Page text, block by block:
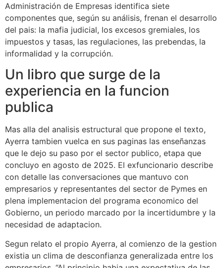
Administración de Empresas identifica siete
componentes que, según su análisis, frenan el desarrollo
del pais: la mafia judicial, los excesos gremiales, los
impuestos y tasas, las regulaciones, las prebendas, la
informalidad y la corrupción.
Un libro que surge de la
experiencia en la funcion
publica
Mas alla del analisis estructural que propone el texto,
Ayerra tambien vuelca en sus paginas las enseñanzas
que le dejo su paso por el sector publico, etapa que
concluyo en agosto de 2025. El exfuncionario describe
con detalle las conversaciones que mantuvo con
empresarios y representantes del sector de Pymes en
plena implementacion del programa economico del
Gobierno, un periodo marcado por la incertidumbre y la
necesidad de adaptacion.
Segun relato el propio Ayerra, al comienzo de la gestion
existia un clima de desconfianza generalizada entre los